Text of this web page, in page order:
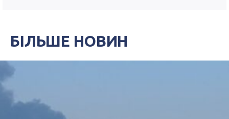
БІЛЬШЕ НОВИН